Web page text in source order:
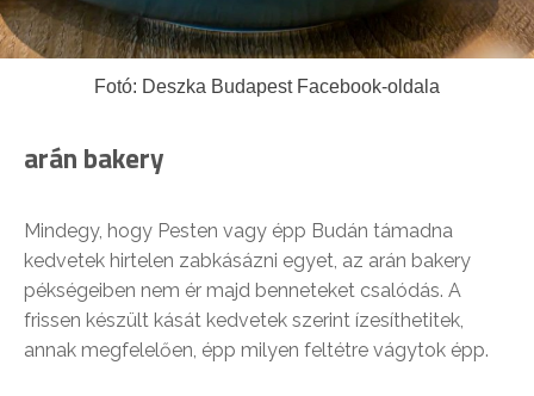
Fotó: Deszka Budapest Facebook-oldala
arán bakery
Mindegy, hogy Pesten vagy épp Budán támadna
kedvetek hirtelen zabkásázni egyet, az arán bakery
pékségeiben nem ér majd benneteket csalódás. A
frissen készült kását kedvetek szerint ízesíthetitek,
annak megfelelően, épp milyen feltétre vágytok épp.